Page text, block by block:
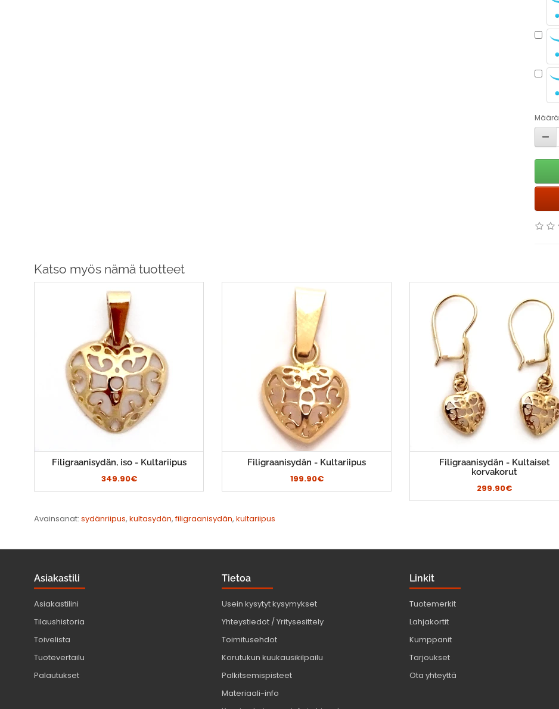
Määrä
Katso myös nämä tuotteet
Filigraanisydän, iso - Kultariipus
349.90€
Filigraanisydän - Kultariipus
199.90€
Filigraanisydän - Kultaiset
korvakorut
299.90€
Avainsanat: sydänriipus, kultasydän,filigraanisydän, kultariipus
Asiakastili
Asiakastilini
Tilaushistoria
Toivelista
Tuotevertailu
Palautukset
Tietoa
Usein kysytyt kysymykset
Yhteystiedot / Yritysesittely
Toimitusehdot
Korutukun kuukausikilpailu
Palkitsemispisteet
Materiaali-info
Linkit
Tuotemerkit
Lahjakortit
Kumppanit
Tarjoukset
Ota yhteyttä